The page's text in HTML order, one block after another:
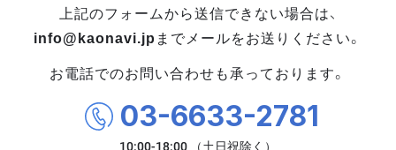
上記のフォームから送信できない場合は、
info@kaonavi.jp までメールをお送りください。
お電話でのお問い合わせも承っております。
03-6633-2781